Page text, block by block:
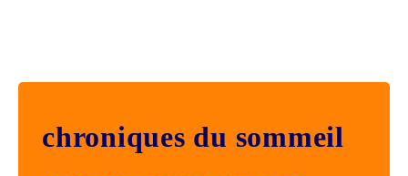
chroniques du sommeil